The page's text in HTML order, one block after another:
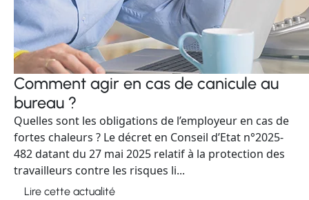
Comment agir en cas de canicule au
bureau ?
Quelles sont les obligations de l’employeur en cas de
fortes chaleurs ? Le décret en Conseil d’Etat n°2025-
482 datant du 27 mai 2025 relatif à la protection des
travailleurs contre les risques li...
Lire cette actualité